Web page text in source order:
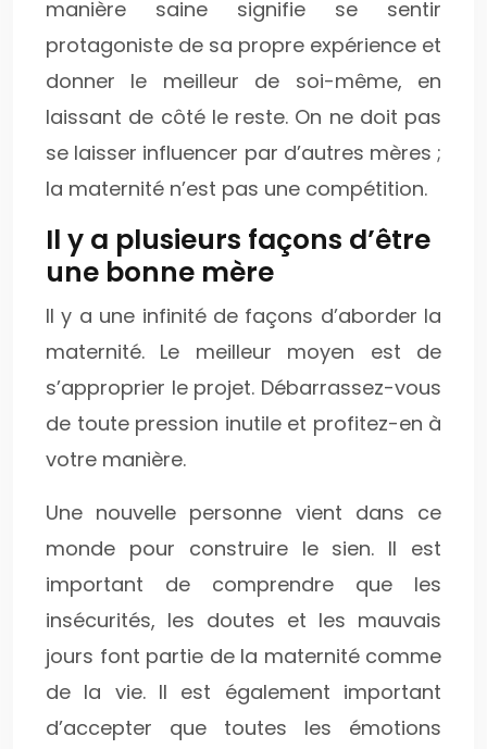
manière saine signifie se sentir
protagoniste de sa propre expérience et
donner le meilleur de soi-même, en
laissant de côté le reste. On ne doit pas
se laisser influencer par d’autres mères ;
la maternité n’est pas une compétition.
Il y a plusieurs façons d’être
une bonne mère
Il y a une infinité de façons d’aborder la
maternité. Le meilleur moyen est de
s’approprier le projet. Débarrassez-vous
de toute pression inutile et profitez-en à
votre manière.
Une nouvelle personne vient dans ce
monde pour construire le sien. Il est
important de comprendre que les
insécurités, les doutes et les mauvais
jours font partie de la maternité comme
de la vie. Il est également important
d’accepter que toutes les émotions